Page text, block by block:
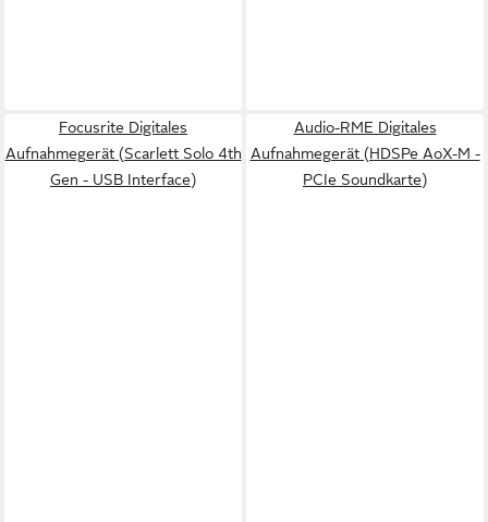
Focusrite Digitales
Aufnahmegerät (Scarlett Solo 4th
Gen - USB Interface)
Audio-RME Digitales
Aufnahmegerät (HDSPe AoX-M -
PCIe Soundkarte)